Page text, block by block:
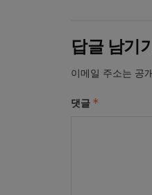
답글 남기기
이메일 주소는 공
댓글 *